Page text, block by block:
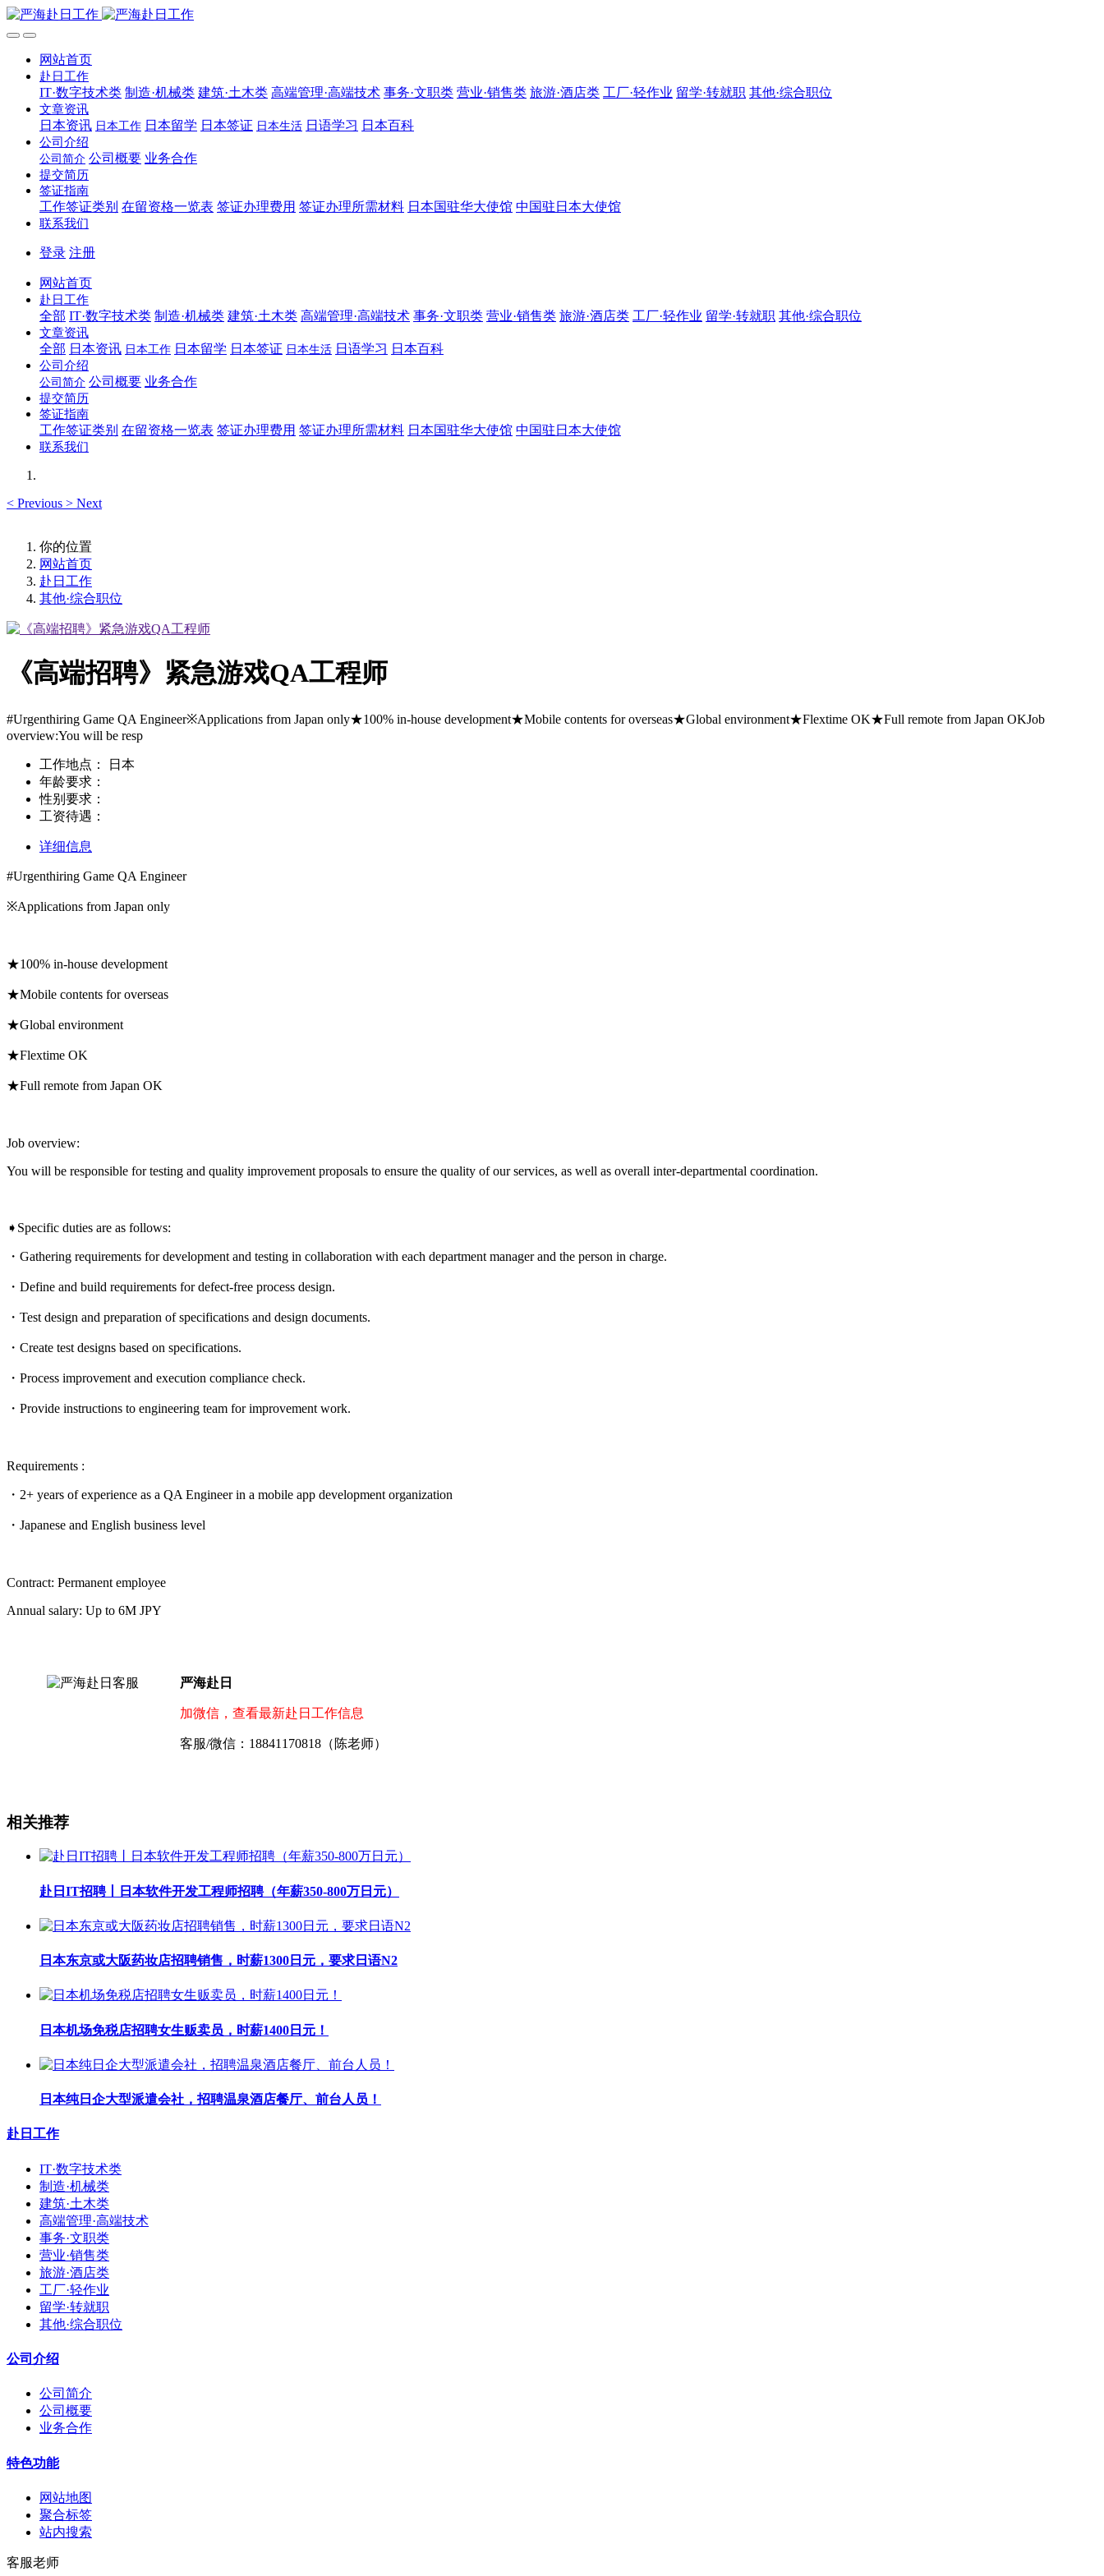
网站首页
赴日工作
IT·数字技术类 制造·机械类 建筑·土木类 高端管理·高端技术 事务·文职类 营业·销售类 旅游·酒店类 工厂·轻作业 留学·转就职 其他·综合职位
文章资讯
日本资讯 日本工作 日本留学 日本签证 日本生活 日语学习 日本百科
公司介绍
公司简介 公司概要 业务合作
提交简历
签证指南
工作签证类别 在留资格一览表 签证办理费用 签证办理所需材料 日本国驻华大使馆 中国驻日本大使馆
联系我们
登录 注册
网站首页
赴日工作
全部 IT·数字技术类 制造·机械类 建筑·土木类 高端管理·高端技术 事务·文职类 营业·销售类 旅游·酒店类 工厂·轻作业 留学·转就职 其他·综合职位
文章资讯
全部 日本资讯 日本工作 日本留学 日本签证 日本生活 日语学习 日本百科
公司介绍
公司简介 公司概要 业务合作
提交简历
签证指南
工作签证类别 在留资格一览表 签证办理费用 签证办理所需材料 日本国驻华大使馆 中国驻日本大使馆
联系我们
< Previous > Next
你的位置
网站首页
赴日工作
其他·综合职位
《高端招聘》紧急游戏QA工程师
#Urgenthiring Game QA Engineer※Applications from Japan only★100% in-house development★Mobile contents for overseas★Global environment★Flextime OK★Full remote from Japan OKJob
overview:You will be resp
工作地点：
日本
年龄要求：
性别要求：
工资待遇：
详细信息
#Urgenthiring Game QA Engineer
※Applications from Japan only
★100% in-house development
★Mobile contents for overseas
★Global environment
★Flextime OK
★Full remote from Japan OK
Job overview:
You will be responsible for testing and quality improvement proposals to ensure the quality of our services, as well as overall inter-departmental coordination.
➧Specific duties are as follows:
・Gathering requirements for development and testing in collaboration with each department manager and the person in charge.
・Define and build requirements for defect-free process design.
・Test design and preparation of specifications and design documents.
・Create test designs based on specifications.
・Process improvement and execution compliance check.
・Provide instructions to engineering team for improvement work.
Requirements :
・2+ years of experience as a QA Engineer in a mobile app development organization
・Japanese and English business level
Contract: Permanent employee
Annual salary: Up to 6M JPY
严海赴日
加微信，查看最新赴日工作信息
客服/微信：18841170818（陈老师）
相关推荐
赴日IT招聘丨日本软件开发工程师招聘（年薪350-800万日元）
日本东京或大阪药妆店招聘销售，时薪1300日元，要求日语N2
日本机场免税店招聘女生贩卖员，时薪1400日元！
日本纯日企大型派遣会社，招聘温泉酒店餐厅、前台人员！
赴日工作
IT·数字技术类
制造·机械类
建筑·土木类
高端管理·高端技术
事务·文职类
营业·销售类
旅游·酒店类
工厂·轻作业
留学·转就职
其他·综合职位
公司介绍
公司简介
公司概要
业务合作
特色功能
网站地图
聚合标签
站内搜索
客服老师